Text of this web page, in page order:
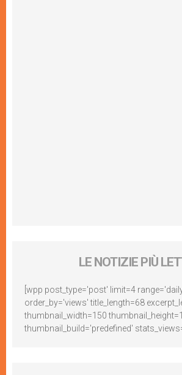
LE NOTIZIE PIÙ
[wpp post_type='post' limit=4
order_by='views' title_length=68
thumbnail_width=150
thumbnail_build='predefined'